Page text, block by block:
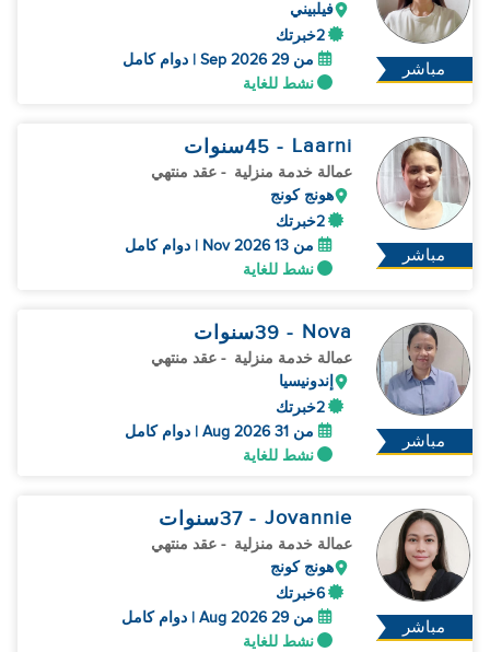
مباشر
فيلبيني
2خبرتك
من 29 Sep 2026 | دوام كامل
نشط للغاية
مباشر
Laarni
- 45 سنوات
عمالة خدمة منزلية - عقد منتهي
هونج كونج
2خبرتك
من 13 Nov 2026 | دوام كامل
نشط للغاية
مباشر
Nova
- 39 سنوات
عمالة خدمة منزلية - عقد منتهي
إندونيسيا
2خبرتك
من 31 Aug 2026 | دوام كامل
نشط للغاية
مباشر
Jovannie
- 37 سنوات
عمالة خدمة منزلية - عقد منتهي
هونج كونج
6خبرتك
من 29 Aug 2026 | دوام كامل
نشط للغاية